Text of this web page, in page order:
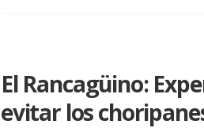
El Rancagüino:
evitar los